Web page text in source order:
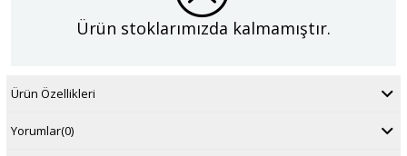
Ürün stoklarımızda kalmamıştır.
Ürün Özellikleri
Yorumlar(0)